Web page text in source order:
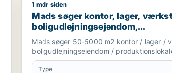
til salg i Vesterbro eller Frederiksberg
Mads søger kontor, lager,
1 mdr siden
Mads søger kontor, lager,
boligudlejningsejendom,
produktionslokaler eller garage
København
Mads søger 50-5000 m2 kontor / lager /
boligudlejningsejendom /
Type